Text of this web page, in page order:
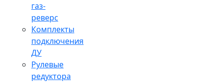
газ-
реверс
Комплекты
подключения
ДУ
Рулевые
редуктора